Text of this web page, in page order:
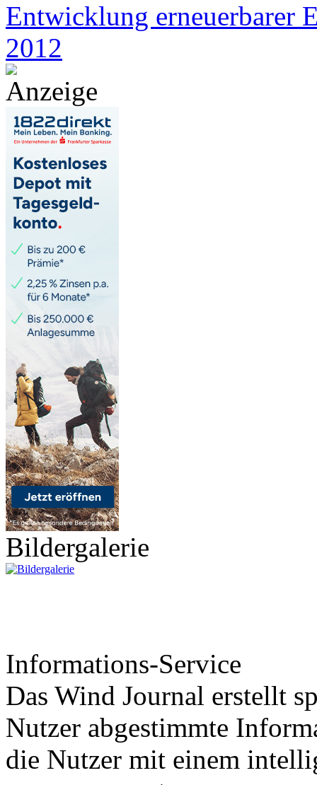
Entwicklung erneuerbarer
2012
Anzeige
Bildergalerie
Informations-Service
Das Wind Journal erstellt
Nutzer abgestimmte
die Nutzer mit einem